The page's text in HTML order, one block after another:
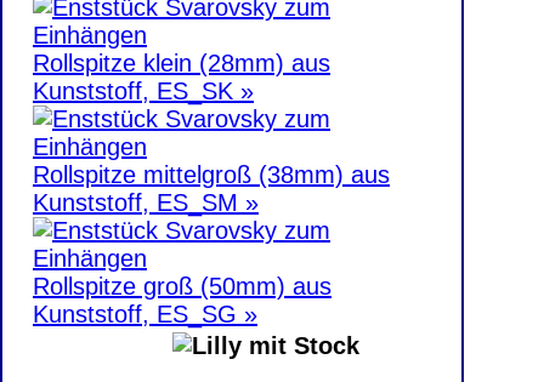
Rollspitze klein (28mm) aus
Kunststoff, ES_SK »
Rollspitze mittelgroß (38mm) aus
Kunststoff, ES_SM »
Rollspitze groß (50mm) aus
Kunststoff, ES_SG »